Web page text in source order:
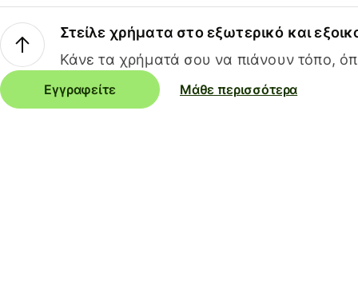
Στείλε χρήματα στο εξωτερικό και
Κάνε τα χρήματά σου να πιάνουν τόπο,
Εγγραφείτε Μάθε περισσότερα